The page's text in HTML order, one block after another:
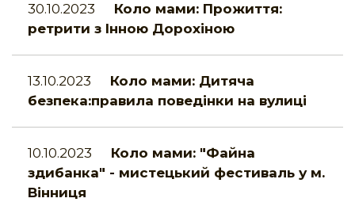
30.10.2023
Коло мами: Прожиття:
ретрити з Інною Дорохіною
13.10.2023
Коло мами: Дитяча
безпека:правила поведінки на вулиці
10.10.2023
Коло мами: "Файна
здибанка" - мистецький фестиваль у м.
Вінниця